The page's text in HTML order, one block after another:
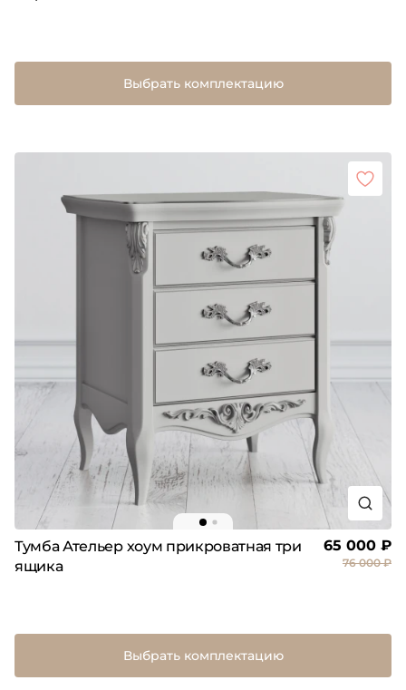
Выбрать комплектацию
Тумба Ательер хоум прикроватная три
ящика
65 000 ₽
76 000 ₽
Выбрать комплектацию